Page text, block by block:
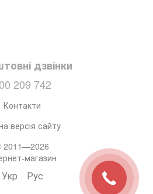
дзвінки
209 742
Контакти
версія сайту
2011—2026
магазин
Укр Рус